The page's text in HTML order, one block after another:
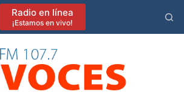
Radio en línea
¡Estamos en vivo!